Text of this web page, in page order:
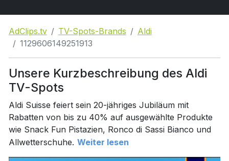
AdClips.tv TV-Spots-Brands
Aldi
1129606149251913
Unsere Kurzbeschreibung des Aldi
TV-Spots
Aldi Suisse feiert sein 20-jähriges Jubiläum mit
Rabatten von bis zu 40% auf ausgewählte Produkte
wie Snack Fun Pistazien, Ronco di Sassi Bianco und
Allwetterschuhe. Weiter lesen